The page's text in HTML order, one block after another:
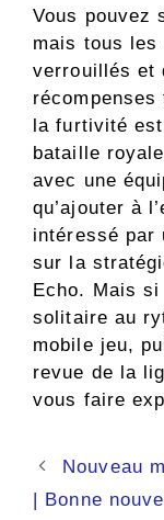
Vous pouvez
mais tous les
verrouillés et
récompenses
la furtivité
bataille
avec une
qu’ajouter à
intéressé par
sur la
Echo. Mais
solitaire au
mobile jeu,
revue de la
vous faire
Navigation
des
Nouveau
| Bonne